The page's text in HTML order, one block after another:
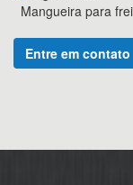
Mangueira para
Entre em contato